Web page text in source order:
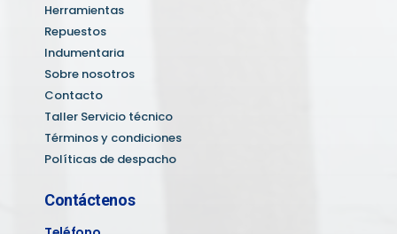
Herramientas
Repuestos
Indumentaria
Sobre nosotros
Contacto
Taller Servicio técnico
Términos y condiciones
Políticas de despacho
Contáctenos